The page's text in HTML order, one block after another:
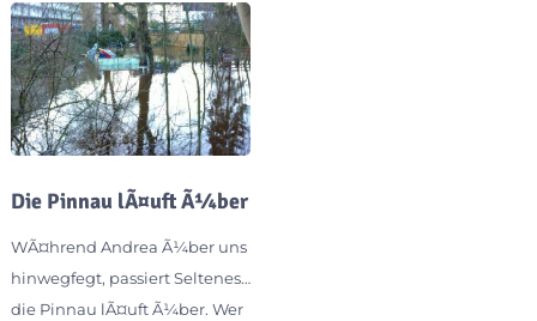
Die Pinnau lÃ¤uft Ã¼ber
WÃ¤hrend Andrea Ã¼ber uns
hinwegfegt, passiert Seltenes…
die Pinnau lÃ¤uft Ã¼ber. Wer